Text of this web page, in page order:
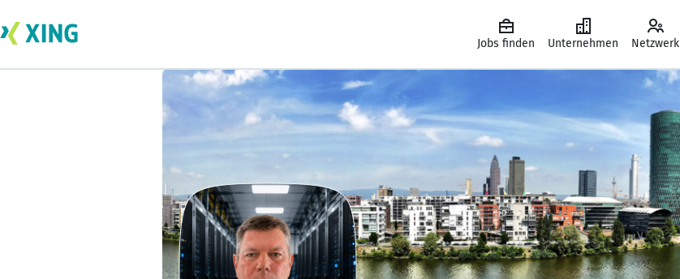
Jobs finden Unternehmen Netzwerk